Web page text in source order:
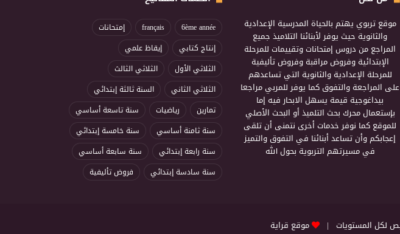
موقع تربوي يهتم بالحياة المدرسية الإعدادية
والثانوية حيث يوفر لأبنائنا التلاميذ جميع
المراجع من دروس إمتحانات وتقييمات للمرحلة
الإبتدائية وفروض مراقبة وفروض تأليفية
للمرحلة الإعدادية والثانوية التي تساعدهم
على المراجعة والتفوق كما يوفر للمربي مراجعا
بيداغوجية قيمة يسهل الابحار فيه إما
بإستعمال محرك بحث التلميذ أو البحث الأصلي
للموقع كما نوفر خدمات أخرى نتمنى أن تلقى
إعجابكم وأن تساعد أبنائنا في التفوق والتميز
في مسيرتهم التربوية بحول الله
6ème année
français
إمتحانات
إنتاج كتابي
إيقاظ علمي
الثلاثي الأول
الثلاثي الثالث
الثلاثي الثاني
السنة ثالثة إبتدائي
تمارين
رياضيات
سنة تاسعة أساسي
سنة ثامنة أساسي
سنة خامسة إبتدائي
سنة رابعة إبتدائي
سنة سابعة أساسي
سنة سادسة إبتدائي
فروض تأليفية
موقع قراية